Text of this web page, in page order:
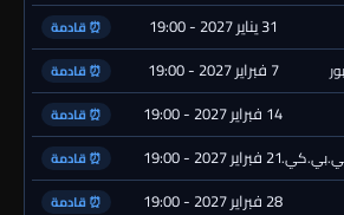
31 يناير 2027 - 19:00 ⏰ قادمة
7 فبراير 2027 - 19:00 ⏰ قادمة
14 فبراير 2027 - 19:00 ⏰ قادمة
21 فبراير 2027 - 19:00 ⏰ قادمة
28 فبراير 2027 - 19:00 ⏰ قادمة